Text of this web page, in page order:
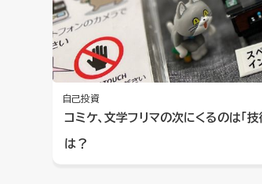
自己投資
コミケ、文学フリマの次にくるのは
は？